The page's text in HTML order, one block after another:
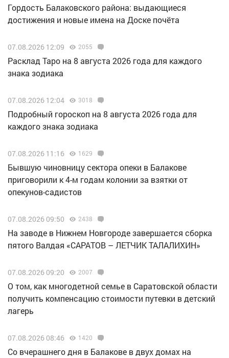
Гордость Балаковского района: выдающиеся
достижения и новые имена на Доске почёта
07.08.2026 12:09 2055
Расклад Таро на 8 августа 2026 года для каждого
знака зодиака
07.08.2026 12:04 3018
Подробный гороскоп на 8 августа 2026 года для
каждого знака зодиака
07.08.2026 11:16 1629
Бывшую чиновницу сектора опеки в Балакове
приговорили к 4-м годам колонии за взятки от
опекунов-садистов
07.08.2026 09:50 2438
Н️а заводе в Нижнем Новгороде завершается сборка
пятого Валдая «САРАТОВ – ЛЕТЧИК ТАЛАЛИХИН»
07.08.2026 09:20 2007
О том, как многодетной семье в Саратовской области
получить компенсацию стоимости путевки в детский
лагерь
07.08.2026 08:46 1420
Со вчерашнего дня в Балакове в двух домах на